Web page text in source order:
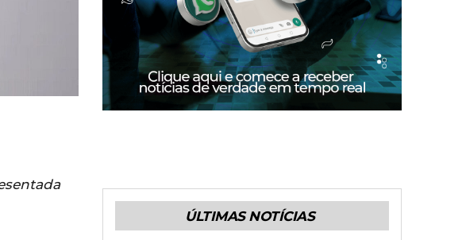
ÚLTIMAS NOTÍCIAS